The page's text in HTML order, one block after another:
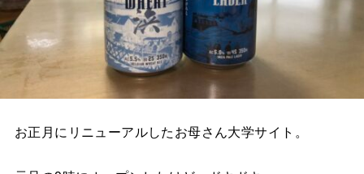
お正月にリニューアルしたお母さん大学サイト。